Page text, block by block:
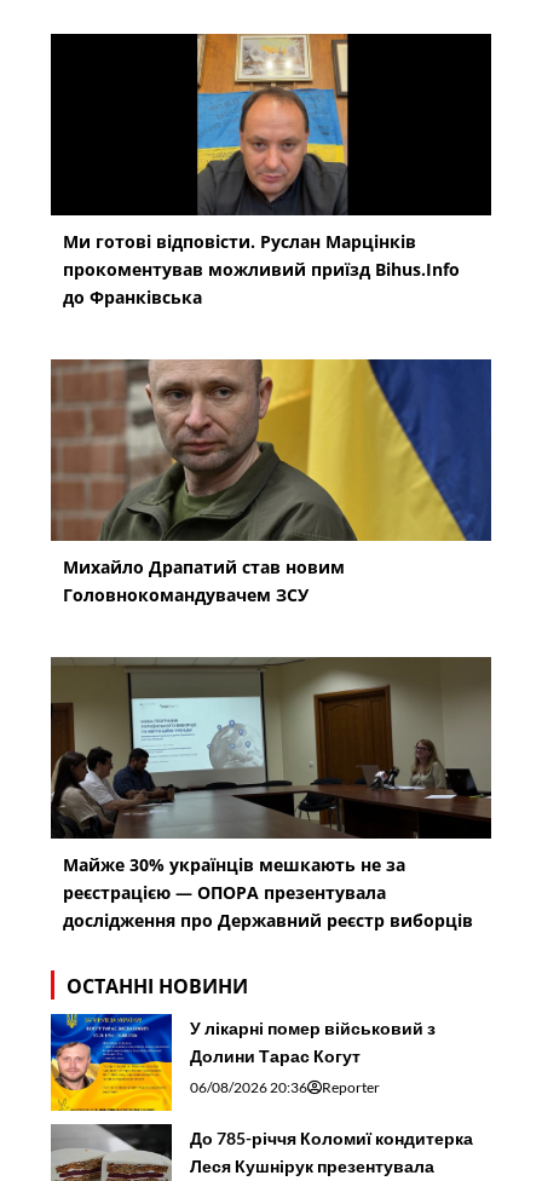
Ми готові відповісти. Руслан Марцінків
прокоментував можливий приїзд Bihus.Info
до Франківська
Михайло Драпатий став новим
Головнокомандувачем ЗСУ
Майже 30% українців мешкають не за
реєстрацією — ОПОРА презентувала
дослідження про Державний реєстр виборців
ОСТАННІ НОВИНИ
У лікарні помер військовий з
Долини Тарас Когут
06/08/2026 20:36 Reporter
До 785-річчя Коломиї кондитерка
Леся Кушнірук презентувала